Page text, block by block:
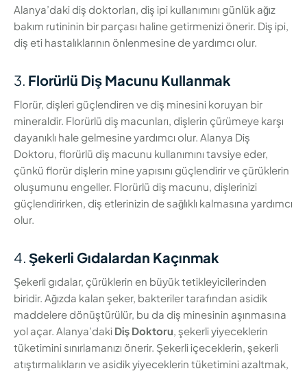
Alanya’daki diş doktorları, diş ipi kullanımını günlük ağız
bakım rutininin bir parçası haline getirmenizi önerir. Diş ipi,
diş eti hastalıklarının önlenmesine de yardımcı olur.
3. Florürlü Diş Macunu Kullanmak
Florür, dişleri güçlendiren ve diş minesini koruyan bir
mineraldir. Florürlü diş macunları, dişlerin çürümeye karşı
dayanıklı hale gelmesine yardımcı olur. Alanya Diş
Doktoru, florürlü diş macunu kullanımını tavsiye eder,
çünkü florür dişlerin mine yapısını güçlendirir ve çürüklerin
oluşumunu engeller. Florürlü diş macunu, dişlerinizi
güçlendirirken, diş etlerinizin de sağlıklı kalmasına yardımcı
olur.
4. Şekerli Gıdalardan Kaçınmak
Şekerli gıdalar, çürüklerin en büyük tetikleyicilerinden
biridir. Ağızda kalan şeker, bakteriler tarafından asidik
maddelere dönüştürülür, bu da diş minesinin aşınmasına
yol açar. Alanya’daki Diş Doktoru, şekerli yiyeceklerin
tüketimini sınırlamanızı önerir. Şekerli içeceklerin, şekerli
atıştırmalıkların ve asidik yiyeceklerin tüketimini azaltmak,